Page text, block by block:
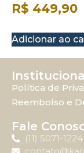
R$ 449,90
Adicionar ao
Política de
Reembolso e
Fale
(11) 5071-1224